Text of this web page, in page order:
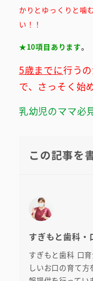
かりとゆっくりと噛
い！！
★10項目あります。
5歳までに行う
で、さっそく始
乳幼児のママ必
この記事を
すぎもと歯科・
すぎもと歯科 口
しいお口の育て